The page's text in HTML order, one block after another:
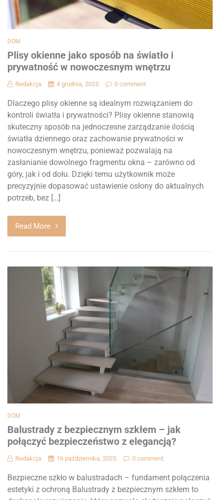
DOM
Plisy okienne jako sposób na światło i
prywatność w nowoczesnym wnętrzu
Redakcja 4 grudnia, 2025 0 comment
Dlaczego plisy okienne są idealnym rozwiązaniem do
kontroli światła i prywatności? Plisy okienne stanowią
skuteczny sposób na jednoczesne zarządzanie ilością
światła dziennego oraz zachowanie prywatności w
nowoczesnym wnętrzu, ponieważ pozwalają na
zasłanianie dowolnego fragmentu okna – zarówno od
góry, jak i od dołu. Dzięki temu użytkownik może
precyzyjnie dopasować ustawienie osłony do aktualnych
potrzeb, bez […]
Read More
DOM
Balustrady z bezpiecznym szkłem – jak
połączyć bezpieczeństwo z elegancją?
Redakcja 16 października, 2025 0 comment
Bezpieczne szkło w balustradach – fundament połączenia
estetyki z ochroną Balustrady z bezpiecznym szkłem to